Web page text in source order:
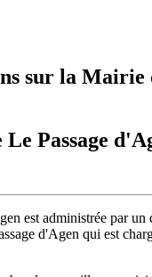
sur la Mairie
Passage
est administrée par
d'Agen qui est